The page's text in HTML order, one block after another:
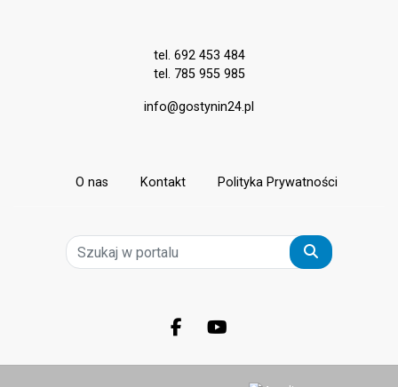
tel. 692 453 484
tel. 785 955 985
info@gostynin24.pl
O nas Kontakt Polityka Prywatności
Szukaj
Facebook.com
Youtube.com